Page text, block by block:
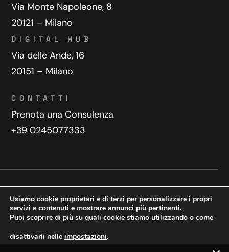
Via Monte Napoleone, 8
20121 – Milano
DIGITAL HUB
Via delle Ande, 16
20151 – Milano
CONTATTI
Prenota una Consulenza
+39 0245077333
Copyright © 2025 WeDoDigital
Creazione e sviluppo siti web
Usiamo cookie proprietari e di terzi per personalizzare i propri
servizi e contenuti e mostrare annunci più pertinenti.
Puoi scoprire di più su quali cookie stiamo utilizzando o come
disattivarli nelle impostazioni.